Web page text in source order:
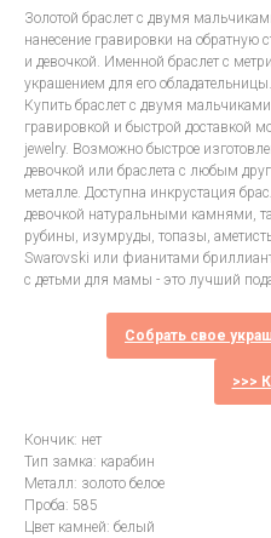
Золотой браслет с двумя
нанесение гравировки на обратную
и девочкой. Именной браслет с
украшением для его обладательницы.
Купить браслет с двумя
гравировкой и быстрой доставкой
jewelry. Возможно быстрое
девочкой или браслета с любым
металле. Доступна инкрустация
девочкой натуральными камнями,
рубины, изумруды, топазы,
Swarovski или фианитами
с детьми для мамы - это лучший
Собрать свое
>>>
Кончик: нет
Тип замка: карабин
Металл: золото белое
Проба: 585
Цвет камней: белый